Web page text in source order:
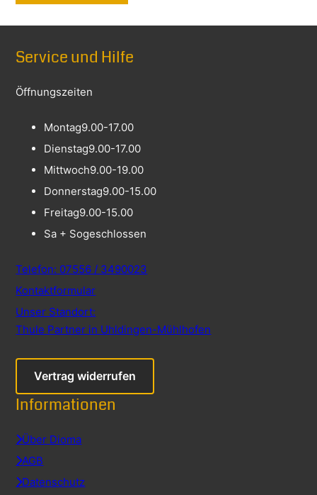
Service und Hilfe
Öffnungszeiten
Montag9.00-17.00
Dienstag9.00-17.00
Mittwoch9.00-19.00
Donnerstag9.00-15.00
Freitag9.00-15.00
Sa + Sogeschlossen
Telefon: 07556 / 3490023
Kontaktformular
Unser Standort:
Thule Partner in Uhldingen-Mühlhofen
Vertrag widerrufen
Informationen
Über Dioma
AGB
Datenschutz